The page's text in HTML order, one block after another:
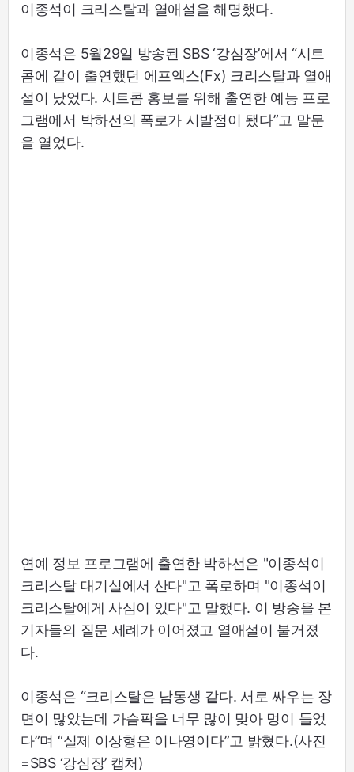
이종석이 크리스탈과 열애설을 해명했다.
이종석은 5월29일 방송된 SBS ‘강심장’에서 “시트
콤에 같이 출연했던 에프엑스(Fx) 크리스탈과 열애
설이 났었다. 시트콤 홍보를 위해 출연한 예능 프로
그램에서 박하선의 폭로가 시발점이 됐다”고 말문
을 열었다.
연예 정보 프로그램에 출연한 박하선은 "이종석이
크리스탈 대기실에서 산다"고 폭로하며 "이종석이
크리스탈에게 사심이 있다"고 말했다. 이 방송을 본
기자들의 질문 세례가 이어졌고 열애설이 불거졌
다.
이종석은 “크리스탈은 남동생 같다. 서로 싸우는 장
면이 많았는데 가슴팍을 너무 많이 맞아 멍이 들었
다”며 “실제 이상형은 이나영이다”고 밝혔다.(사진
=SBS ‘강심장’ 캡처)